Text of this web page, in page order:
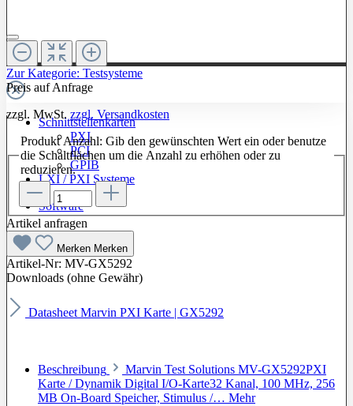
Zur Kategorie: Testsysteme
Schnittstellenkarten
PXI
PCI
GPIB
LXI / PXI Systeme
Software
Preis auf Anfrage
zzgl. MwSt. zzgl. Versandkosten
Produkt Anzahl: Gib den gewünschten Wert ein oder benutze
die Schaltflächen um die Anzahl zu erhöhen oder zu
reduzieren.
Artikel anfragen
Merken Merken
Artikel-Nr: MV-GX5292
Downloads (ohne Gewähr)
Datasheet Marvin PXI Karte | GX5292
Beschreibung
Marvin Test Solutions MV-GX5292PXI
Karte / Dynamik Digital I/O-Karte32 Kanal, 100 MHz, 256
MB On-Board Speicher, Stimulus /… Mehr